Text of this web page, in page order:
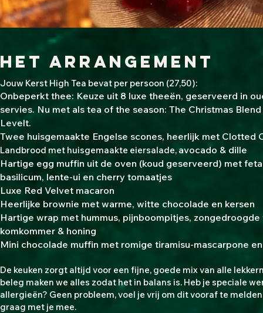
Jouw Kerst High Tea bevat per persoon (27,50):
Onbeperkt thee: Keuze uit 8 luxe theeën, geserveerd in
servies. Nu met als tea of the season: The Christmas
Levelt.
Twee huisgemaakte Engelse scones, heerlijk met Clotted
Landbrood met huisgemaakte eiersalade, avocado & dille
Hartige egg muffin uit de oven (koud geserveerd) met
basilicum, lente-ui en cherry tomaatjes
Luxe Red Velvet macaron
Heerlijke brownie met warme, witte chocolade en kersen
Hartige wrap met hummus, pijnboompitjes, zongedroogde
komkommer & honing
Mini chocolade muffin met romige tiramisu-mascarpone
De keuken zorgt altijd voor een fijne, goede mix van alle
beleg maken we alles zodat het in balans is. Heb je speciale
allergieën? Geen probleem, voel je vrij om dit vooraf te
graag met je mee.
Het arrangement